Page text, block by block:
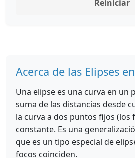
Reiniciar
Acerca de las Elipses
Una elipse es una curva en un
suma de las distancias desde
la curva a dos puntos fijos (los
constante. Es una
que es un tipo especial de
focos coinciden.